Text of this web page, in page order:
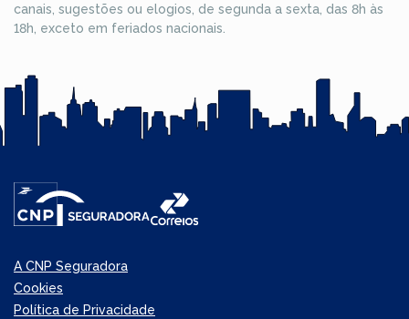
canais, sugestões ou elogios, de segunda a sexta, das 8h às
18h, exceto em feriados nacionais.
A CNP Seguradora
Cookies
Política de Privacidade